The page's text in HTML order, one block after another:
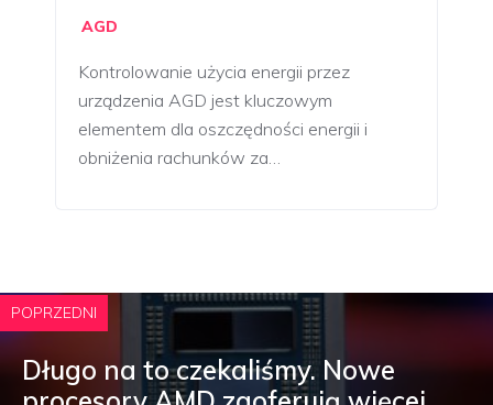
AGD
Kontrolowanie użycia energii przez
urządzenia AGD jest kluczowym
elementem dla oszczędności energii i
obniżenia rachunków za…
POPRZEDNI
Długo na to czekaliśmy. Nowe